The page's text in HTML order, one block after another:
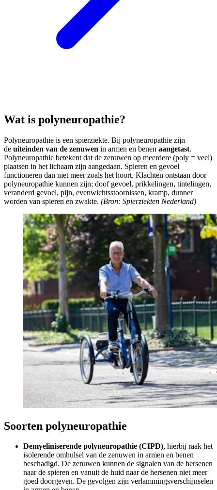
Wat is polyneuropathie?
Polyneuropathie is een spierziekte. Bij polyneuropathie zijn
de uiteinden van de zenuwen in armen en benen aangetast.
Polyneuropathie betekent dat de zenuwen op meerdere (poly = veel)
plaatsen in het lichaam zijn aangedaan. Spieren en gevoel
functioneren dan niet meer zoals het hoort. Klachten ontstaan door
polyneuropathie kunnen zijn; doof gevoel, prikkelingen, tintelingen,
veranderd gevoel, pijn, evenwichtsstoornissen, kramp, dunner
worden van spieren en zwakte. (Bron: Spierziekten Nederland)
Soorten polyneuropathie
Demyeliniserende polyneuropathie (CIPD), hierbij raak het
isolerende omhulsel van de zenuwen in armen en benen
beschadigd. De zenuwen kunnen de signalen van de hersenen
naar de spieren en vanuit de huid naar de hersenen niet meer
goed doorgeven. De gevolgen zijn verlammingsverschijnselen